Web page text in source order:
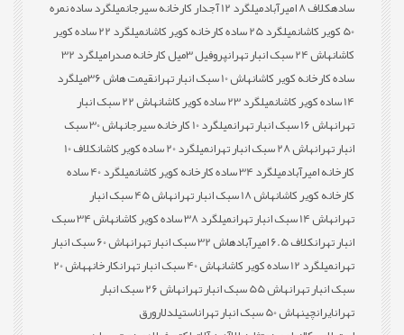
سادهکلاف 8 امیرآباد میلگرد 12 آجدار کارخانه سیرجان
میلگرد ساده نمره
50 کویر کاشان
میلگرد 25 ساده کارخانه کویر کاشان
میلگرد 22 ساده کویر
کاشانهاش 24 سبک انبار تهران پروفیل 3میل کارخانه صدرا
میلگرد 32
ساده کارخانه کویر کاشانهاش 10 سبک انبار تهران قیمت هاش 36
میلگرد
14 ساده کویر کاشان
میلگرد 23 ساده کویر کاشان
هاش 22 سبک انبار
تهرانهاش 16 سبک انبار تهران میلگرد 10 کارخانه سیرجان
هاش 30 سبک
انبار تهرانهاش 28 سبک انبار تهران میلگرد 20 ساده کویر کاشان
کلاف 10
کارخانه امیرآبادمیلگرد 34 ساده کارخانه کویر کاشان
میلگرد 40 ساده
کارخانه کویر کاشانهاش 18 سبک انبار تهران
هاش 45 سبک انبار
تهرانهاش 14 سبک انبار تهران میلگرد 38 ساده کویر کاشان
هاش 34 سبک
انبار تهرانکلاف 6.5 امیرآباد هاش 32 سبک انبار تهران
هاش 60 سبک انبار
تهرانمیلگرد 12 ساده کویر کاشان هاش 40 سبک انبار تهران کارخانه
هاش 20
سبک انبار تهرانهاش 55 سبک انبار تهران
هاش 26 سبک انبار
تهرانایرانچینهاش 50 سبک انبار تهران استیلدلارورق